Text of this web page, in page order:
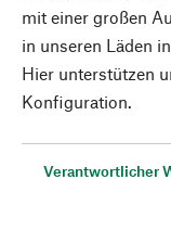
mit einer großen
in unseren Läden
Hier unterstützen
Konfiguration.
Verantwortlicher